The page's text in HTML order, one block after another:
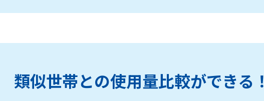
類似世帯との使用量比較ができる！